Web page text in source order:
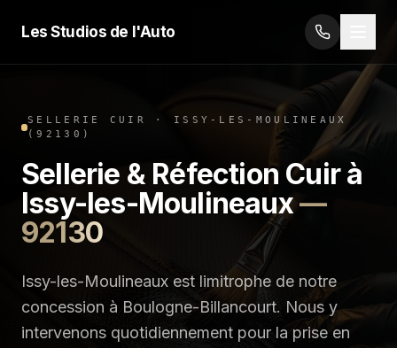
Les Studios de l'Auto
SELLERIE CUIR · ISSY-LES-MOULINEAUX
(92130 )
Sellerie & Réfection Cuirà
Issy-les-Moulineaux—
92130
Issy-les-Moulineaux est limitrophe de notre
concession à Boulogne-Billancourt. Nous y
intervenons quotidiennement pour la prise en